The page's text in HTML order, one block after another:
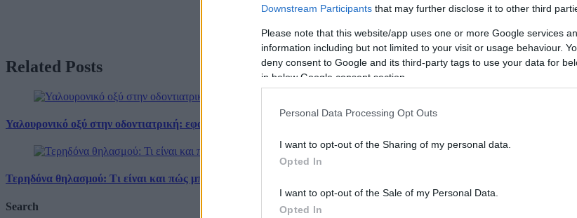
Downstream Participants that may further disclose it to other third
Please note that this website/app uses one or more Google services
information including but not limited to your visit or usage behaviour.
deny consent to Google and its third-party tags to use your data for
in below Google consent section.
Personal Data Processing Opt Outs
I want to opt-out of the Sharing of my personal data.
Opted In
I want to opt-out of the Sale of my Personal Data.
Opted In
Related Posts
Υαλουρονικό οξύ στην οδοντιατρική: εφαρμογές και οφέλη
Τερηδόνα θηλασμού: Τι είναι και πώς μπορείτε να προστατεύσετε το παιδί σας
Search